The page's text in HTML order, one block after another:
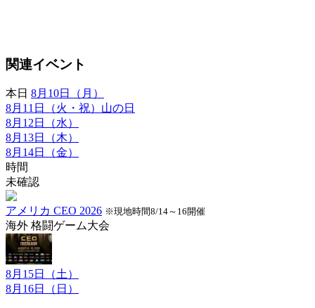
関連イベント
本日 8月10日（月）
8月11日（火・祝）山の日
8月12日（水）
8月13日（木）
8月14日（金）
時間
未確認
アメリカ CEO 2026 ※現地時間8/14～16開催
海外 格闘ゲーム大会
8月15日（土）
8月16日（日）